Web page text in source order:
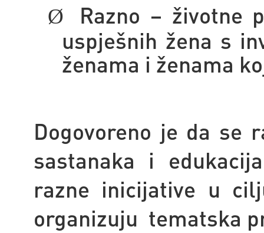
Ø
Razno – životne
uspješnih žena s
ženama i ženama
Dogovoreno je da se
sastanaka i
razne inicijative u
organizuju tematska